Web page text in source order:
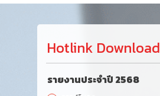
Hotlink Download
รายงานประจำปี 2568